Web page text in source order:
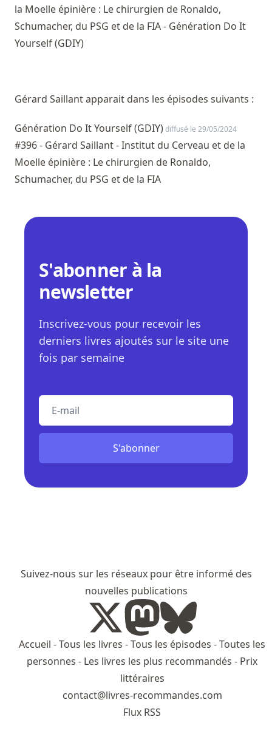
la Moelle épinière : Le chirurgien de Ronaldo,
Schumacher, du PSG et de la FIA - Génération Do It
Yourself (GDIY)
Gérard Saillant apparait dans les épisodes suivants :
Génération Do It Yourself (GDIY)diffusé le 29/05/2024
#396 - Gérard Saillant - Institut du Cerveau et de la
Moelle épinière : Le chirurgien de Ronaldo,
Schumacher, du PSG et de la FIA
S'abonner à la
newsletter
Inscrivez-vous pour recevoir les
derniers livres ajoutés sur le site une
fois par semaine
S'abonner
Suivez-nous sur les réseaux pour être informé des
nouvelles publications
Accueil -Tous les livres -Tous les épisodes -Toutes les
personnes - Les livres les plus recommandés - Prix
littéraires
contact@livres-recommandes.com
Flux RSS